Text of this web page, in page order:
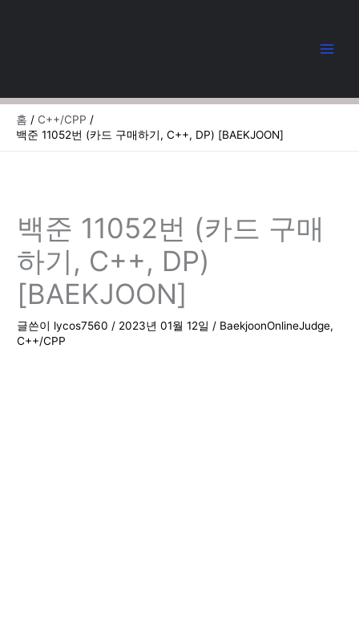
너
홈
C++/CPP
백준 11052번 (카드 구매하기, C++, DP) [BAEKJOON]
백준 11052번 (카드 구매
하기, C++, DP)
[BAEKJOON]
글쓴이 lycos7560/ 2023년 01월 12일/ BaekjoonOnlineJudge,
C++/CPP